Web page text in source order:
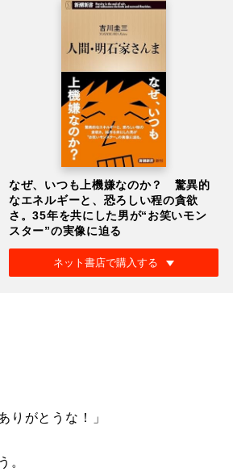
なぜ、いつも上機嫌なのか？ 驚異的
なエネルギーと、恐ろしい程の貪欲
さ。35年を共にした男が“お笑いモン
スター”の実像に迫る
ネット書店で購入する
りがとうな！」
。